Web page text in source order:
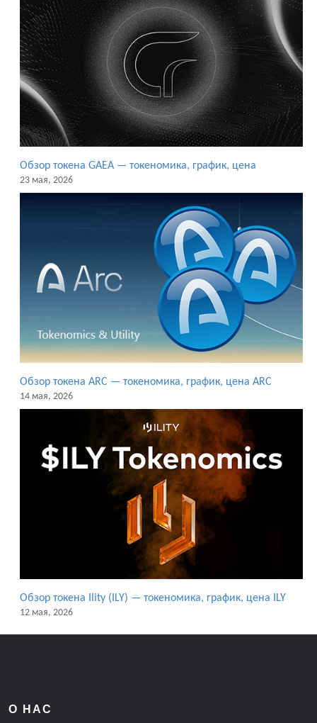
Обзор токена GAEA — токеномика, график, цена
23 мая, 2026
Обзор токена ARC — токеномика, график, цена ARC
14 мая, 2026
Обзор токена Ility (ILY) — токеномика, график, цена ILY
12 мая, 2026
О НАС